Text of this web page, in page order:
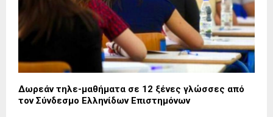
Δωρεάν τηλε-μαθήματα σε 12 ξένες γλώσσες από
τον Σύνδεσμο Ελληνίδων Επιστημόνων